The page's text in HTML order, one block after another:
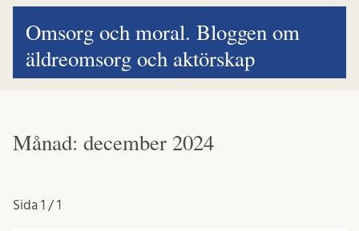
Omsorg och moral. Bloggen om
äldreomsorg och aktörskap
Månad: december 2024
Sida 1 / 1